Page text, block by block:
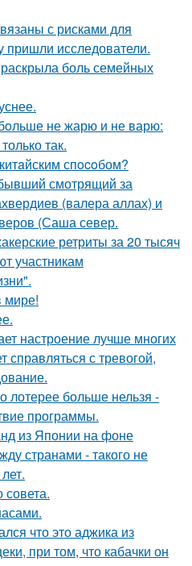
с рисками для
пришли исследователи.
боль семейных
не жарю и не варю:
так.
спocoбом?
смотрящий за
(валера аллах) и
(Саша север.
ретриты за 20 тысяч
участникам
мире!
настроение лучше многих
справляться с тревогой,
лотерее больше нельзя -
программы.
из Японии на фоне
странами - такого не
что это аджика из
при том, что кабачки он